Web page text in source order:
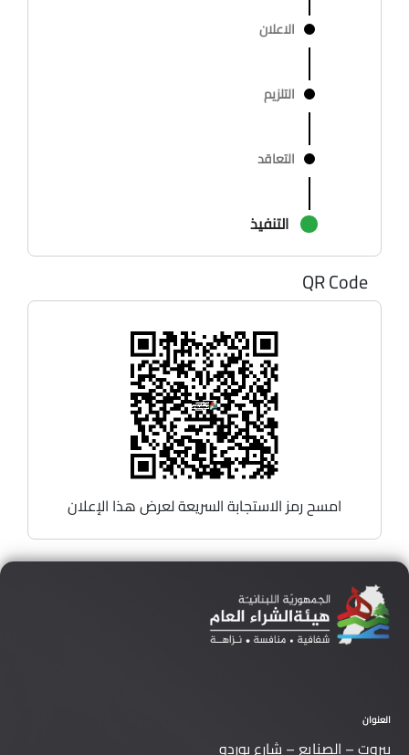
الاعلان
التلزيم
التعاقد
التنفيذ
QR Code
امسح رمز الاستجابة السريعة لعرض هذا الإعلان
العنوان
بيروت – الصنايع – شارع بوردو